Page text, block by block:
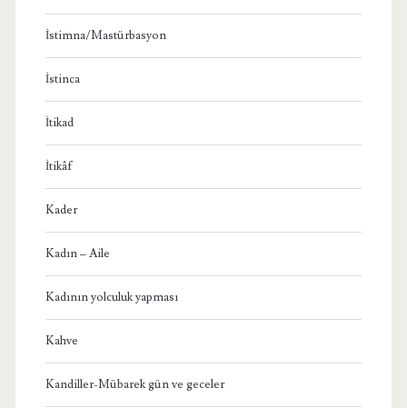
İstimna/Mastürbasyon
İstinca
İtikad
İtikâf
Kader
Kadın – Aile
Kadının yolculuk yapması
Kahve
Kandiller-Mübarek gün ve geceler